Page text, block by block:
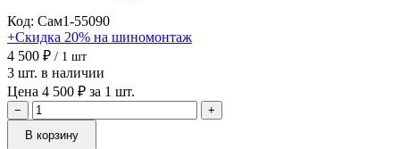
Код: Сам1-55090
+Скидка 20% на шиномонтаж
4 500 ₽ / 1 шт
3 шт. в наличии
Цена 4 500 ₽ за 1 шт.
−
+
В корзину